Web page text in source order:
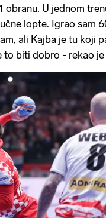
obranu. U jednom
lopte. Igrao sam
ali Kajba je tu koji
to biti dobro - rekao